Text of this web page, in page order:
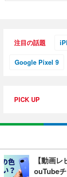
注目の話題
Google Pixel 9
PICK UP
【動画
ouTube